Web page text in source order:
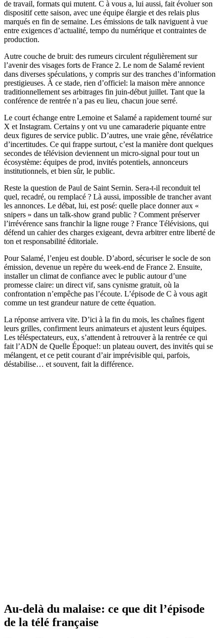
de travail, formats qui mutent. C à vous a, lui aussi, fait évoluer son
dispositif cette saison, avec une équipe élargie et des relais plus
marqués en fin de semaine. Les émissions de talk naviguent à vue
entre exigences d’actualité, tempo du numérique et contraintes de
production.
Autre couche de bruit: des rumeurs circulent régulièrement sur
l’avenir des visages forts de France 2. Le nom de Salamé revient
dans diverses spéculations, y compris sur des tranches d’information
prestigieuses. À ce stade, rien d’officiel: la maison mère annonce
traditionnellement ses arbitrages fin juin-début juillet. Tant que la
conférence de rentrée n’a pas eu lieu, chacun joue serré.
Le court échange entre Lemoine et Salamé a rapidement tourné sur
X et Instagram. Certains y ont vu une camaraderie piquante entre
deux figures de service public. D’autres, une vraie gêne, révélatrice
d’incertitudes. Ce qui frappe surtout, c’est la manière dont quelques
secondes de télévision deviennent un micro-signal pour tout un
écosystème: équipes de prod, invités potentiels, annonceurs
institutionnels, et bien sûr, le public.
Reste la question de Paul de Saint Sernin. Sera-t-il reconduit tel
quel, recadré, ou remplacé ? Là aussi, impossible de trancher avant
les annonces. Le débat, lui, est posé: quelle place donner aux «
snipers » dans un talk-show grand public ? Comment préserver
l’irrévérence sans franchir la ligne rouge ? France Télévisions, qui
défend un cahier des charges exigeant, devra arbitrer entre liberté de
ton et responsabilité éditoriale.
Pour Salamé, l’enjeu est double. D’abord, sécuriser le socle de son
émission, devenue un repère du week-end de France 2. Ensuite,
installer un climat de confiance avec le public autour d’une
promesse claire: un direct vif, sans cynisme gratuit, où la
confrontation n’empêche pas l’écoute. L’épisode de C à vous agit
comme un test grandeur nature de cette équation.
La réponse arrivera vite. D’ici à la fin du mois, les chaînes figent
leurs grilles, confirment leurs animateurs et ajustent leurs équipes.
Les téléspectateurs, eux, s’attendent à retrouver à la rentrée ce qui
fait l’ADN de Quelle Époque!: un plateau ouvert, des invités qui se
mélangent, et ce petit courant d’air imprévisible qui, parfois,
déstabilise… et souvent, fait la différence.
Au-delà du malaise: ce que dit l’épisode
de la télé française